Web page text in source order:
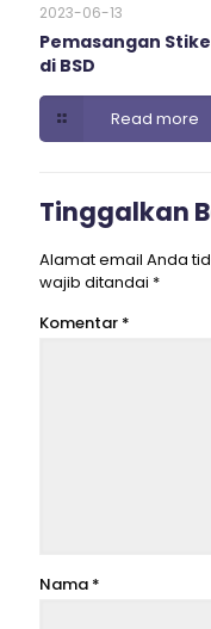
2023-06-13
Pemasangan
di BSD
Read more
Tinggalkan
Alamat email Anda
wajib ditandai *
Komentar *
Nama *